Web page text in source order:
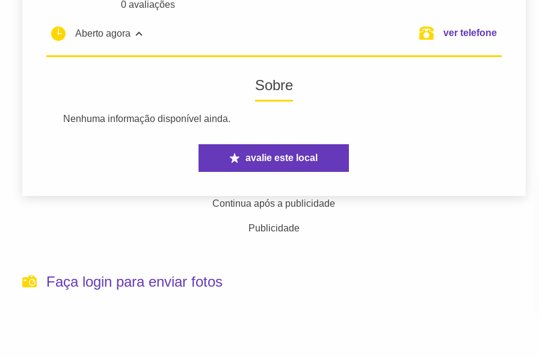
0 avaliações
Aberto agora ver telefone
Sobre
Nenhuma informação disponível ainda.
avalie este local
Continua após a publicidade
Publicidade
Faça login para enviar fotos